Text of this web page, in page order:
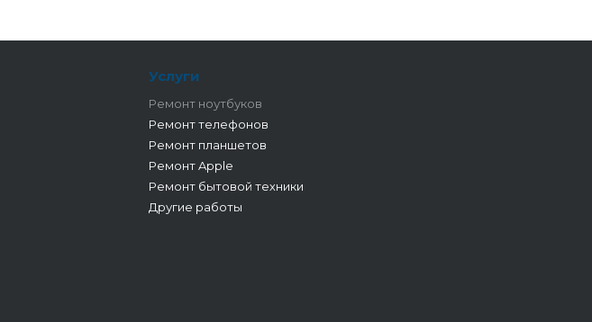
Услуги
Ремонт ноутбуков
Ремонт телефонов
Ремонт планшетов
Ремонт Apple
Ремонт бытовой техники
Другие работы